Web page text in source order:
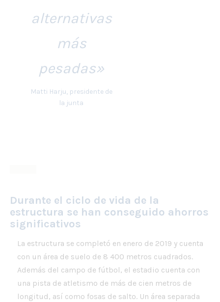
alternativas
más
pesadas»
Matti Harju, presidente de
la junta
Durante el ciclo de vida de la
estructura se han conseguido ahorros
significativos
La estructura se completó en enero de 2019 y cuenta
con un área de suelo de 8 400 metros cuadrados.
Además del campo de fútbol, el estadio cuenta con
una pista de atletismo de más de cien metros de
longitud, así como fosas de salto. Un área separada